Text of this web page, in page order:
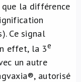
que la différence
Ce signal
effet, la 3e
un autre
autorisé